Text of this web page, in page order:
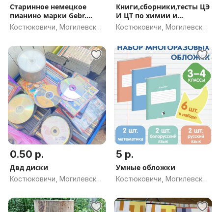
Старинное немецкое
пианино марки Gebr.
Kolski
Костюковичи, Могилевская
Книги,сборники,тесты ЦЭ
И ЦТ по химии и
биологии
Костюковичи, Могилевская
0.50 р.
Двд диски
Костюковичи, Могилевская
5 р.
Умные обложки
Костюковичи, Могилевская